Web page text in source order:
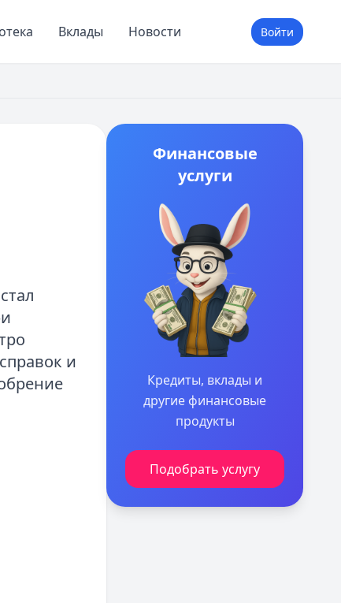
Вклады Новости Войти
и
Финансовые
услуги
Кредиты, вклады и
другие финансовые
продукты
Подобрать услугу